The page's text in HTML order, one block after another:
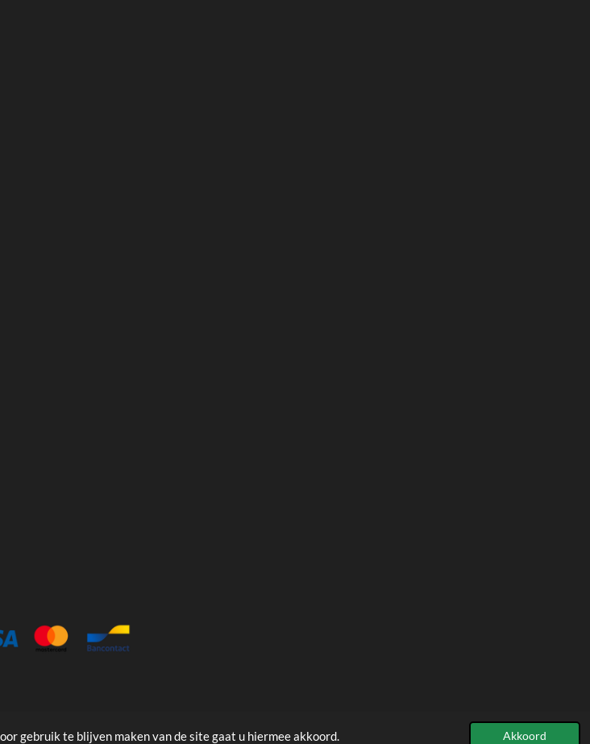
gebruik te blijven maken van de site gaat u hiermee akkoord. Akkoord